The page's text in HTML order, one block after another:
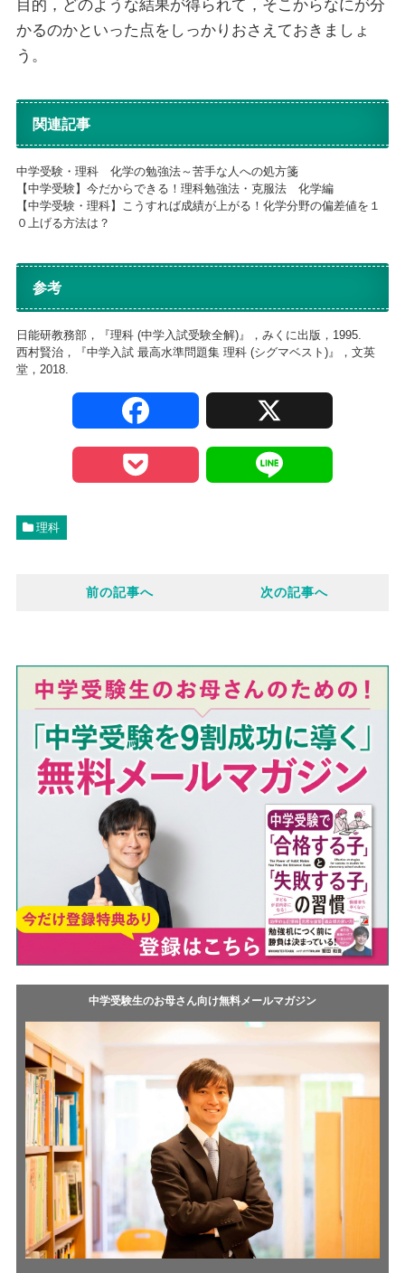
目的，どのような結果が得られて，そこからなにが分
かるのかといった点をしっかりおさえておきましょ
う。
関連記事
中学受験・理科 化学の勉強法～苦手な人への処方箋
【中学受験】今だからできる！理科勉強法・克服法 化学編
【中学受験・理科】こうすれば成績が上がる！化学分野の偏差値を１
０上げる方法は？
参考
日能研教務部，『理科 (中学入試受験全解)』，みくに出版，1995.
西村賢治，『中学入試 最高水準問題集 理科 (シグマベスト)』，文英
堂，2018.
o
k
t
理科
前の記事へ 次の記事へ
中学受験生のお母さん向け無料メールマガジン